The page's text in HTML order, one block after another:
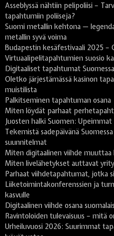
Asseblyssä nähtiin pelipoliisi –
tapahtumiin poliiseja?
Suomi metallin kehtona —
metallin syvä voima
Budapestin kesäfestivaali 2025 –
Virtuaalipelitapahtumien suosio
Digitaaliset tapahtumat
Oletko järjestämässä kasinon
muistilista
Palkitseminen tapahtuman osana
Miten löydät parhaat
Juosten halki Suomen:
Tekemistä sadepäivänä
suunnitelmat
Miten digitaalinen viihde
Miten livelähetykset auttavat
Parhaat viihdetapahtumat, jotka
Liiketoimintakonferenssien ja
kasvulle
Digitaalinen viihde osana
Ravintoloiden tulevaisuus – mitä
Urheiluvuosi 2026: Suurimmat